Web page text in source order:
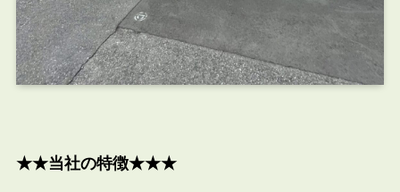
★★当社の特徴★★★